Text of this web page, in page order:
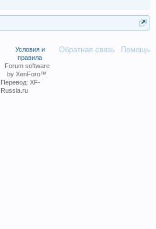
Обратная связь Помощь
Условия и
правила
Forum software
by XenForo™
Перевод: XF-
Russia.ru